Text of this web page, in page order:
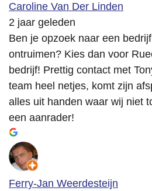
Caroline Van Der Linden
2 jaar geleden
Ben je opzoek naar een
ontruimen? Kies dan voor
bedrijf! Prettig contact met
team heel netjes, komt zijn
alles uit handen waar wij niet
een aanrader!
Ferry-Jan Weerdesteijn